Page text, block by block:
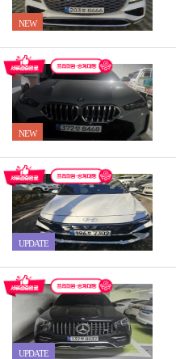
NEW
NEW
UPDATE
UPDATE